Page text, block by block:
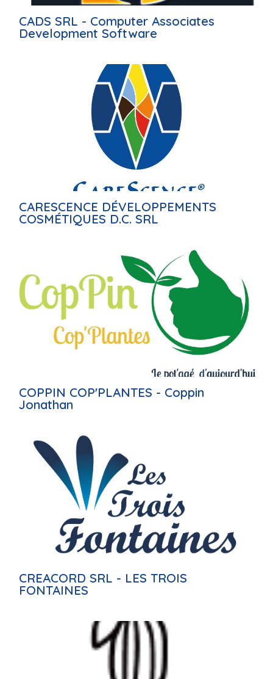
CADS SRL - Computer Associates
Development Software
CARESCENCE DÉVELOPPEMENTS
COSMÉTIQUES D.C. SRL
COPPIN COP'PLANTES - Coppin
Jonathan
CREACORD SRL - LES TROIS
FONTAINES